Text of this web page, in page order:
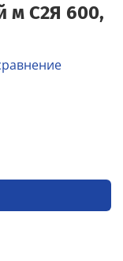
м С2Я 600,